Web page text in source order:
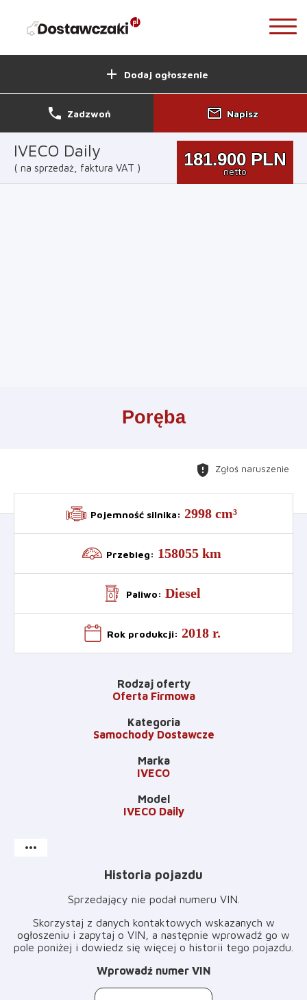
add Dodaj ogłoszenie
IVECO Daily
na sprzedaż, faktura VAT 181.900 PLN
netto
Poręba
gpp_maybe Zgłoś naruszenie
Pojemność silnika: 2998 cm³
Przebieg: 158055 km
Paliwo: Diesel
Rok produkcji: 2018 r.
Rodzaj oferty
Oferta Firmowa
Kategoria
Samochody Dostawcze
Marka
IVECO
Model
IVECO Daily
more_horiz
Historia pojazdu
Sprzedający nie podał numeru VIN
Skorzystaj z danych kontaktowych wskazanych w
ogłoszeniu i zapytaj o VIN, a następnie wprowadź go w
pole poniżej i dowiedz się więcej o historii tego pojazdu
Wprowadź numer VIN
phone Zadzwoń mail_outline Napisz